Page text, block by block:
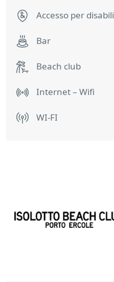
Accesso per disabili
Bar
Beach club
Internet – Wifi
WI-FI